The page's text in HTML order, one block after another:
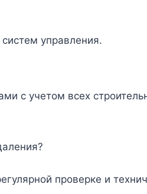
управления.
с учетом всех
проверке и